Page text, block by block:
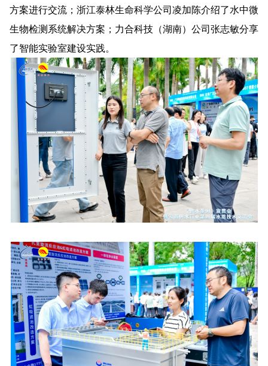
方案进行交流；浙江泰林生命科学公司凌加陈介绍了水中微
生物检测系统解决方案；力合科技（湖南）公司张志敏分享
了智能实验室建设实践。